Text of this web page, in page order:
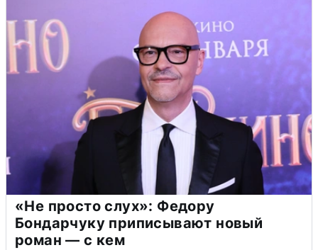
«Не просто слух»: Федору
Бондарчуку приписывают новый
роман — с кем